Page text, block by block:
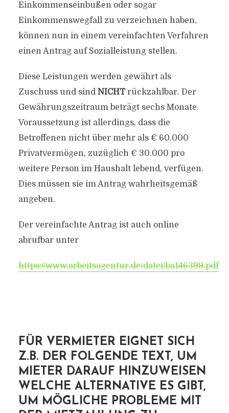
Einkommenseinbußen oder sogar
Einkommenswegfall zu verzeichnen haben,
können nun in einem vereinfachten Verfahren
einen Antrag auf Sozialleistung stellen.
Diese Leistungen werden gewährt als
Zuschuss und sind NICHTrückzahlbar. Der
Gewährungszeitraum beträgt sechs Monate.
Voraussetzung ist allerdings, dass die
Betroffenen nicht über mehr als € 60.000
Privatvermögen, zuzüglich € 30.000 pro
weitere Person im Haushalt lebend, verfügen.
Dies müssen sie im Antrag wahrheitsgemäß
angeben.
Der vereinfachte Antrag ist auch online
abrufbar unter
https://www.arbeitsagentur.de/datei/ba146399.pdf
FÜR VERMIETER EIGNET SICH
Z.B. DER FOLGENDE TEXT, UM
MIETER DARAUF HINZUWEISEN
WELCHE ALTERNATIVE ES GIBT,
UM MÖGLICHE PROBLEME MIT